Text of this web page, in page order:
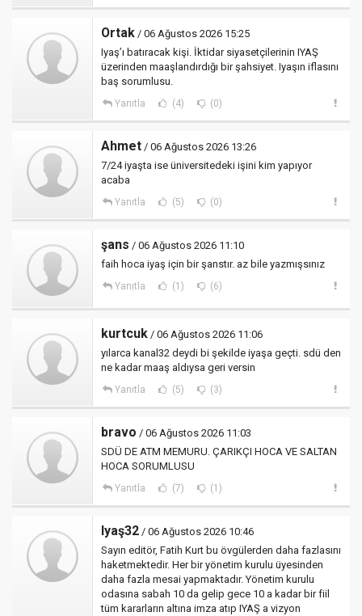
Ortak / 06 Ağustos 2026 15:25
Iyaş’ı batıracak kişi. İktidar siyasetçilerinin IYAŞ
üzerinden maaşlandırdığı bir şahsiyet. Iyaşın iflasını
baş sorumlusu.
Yanıtla (4) (0)
Ahmet / 06 Ağustos 2026 13:26
7/24 iyaşta ise üniversitedeki işini kim yapıyor
acaba
Yanıtla (5) (0)
şans / 06 Ağustos 2026 11:10
faih hoca iyaş için bir şanstır. az bile yazmışsınız
Yanıtla (1) (6)
kurtcuk / 06 Ağustos 2026 11:06
yılarca kanal32 deydi bi şekilde iyaşa geçti. sdü den
ne kadar maaş aldıysa geri versin
Yanıtla (5) (3)
bravo / 06 Ağustos 2026 11:03
SDÜ DE ATM MEMURU. ÇARIKÇI HOCA VE SALTAN
HOCA SORUMLUSU
Yanıtla (7) (1)
Iyaş32 / 06 Ağustos 2026 10:46
Sayın editör, Fatih Kurt bu övgülerden daha fazlasını
haketmektedir. Her bir yönetim kurulu üyesinden
daha fazla mesai yapmaktadır. Yönetim kurulu
odasına sabah 10 da gelip gece 10 a kadar bir fiil
tüm kararların altına imza atıp IYAŞ a vizyon